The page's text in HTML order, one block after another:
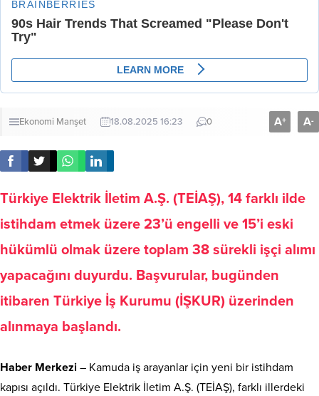
Ekonomi Manşet 18.08.2025 16:23 0 A+ A-
Türkiye Elektrik İletim A.Ş. (TEİAŞ), 14 farklı ilde
istihdam etmek üzere 23’ü engelli ve 15’i eski
hükümlü olmak üzere toplam 38 sürekli işçi alımı
yapacağını duyurdu. Başvurular, bugünden
itibaren Türkiye İş Kurumu (İŞKUR) üzerinden
alınmaya başlandı.
Haber Merkezi – Kamuda iş arayanlar için yeni bir istihdam
kapısı açıldı. Türkiye Elektrik İletim A.Ş. (TEİAŞ), farklı illerdeki